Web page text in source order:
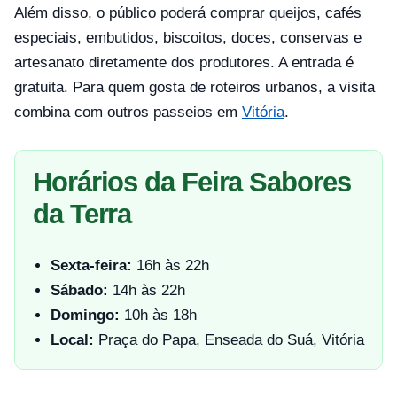
Além disso, o público poderá comprar queijos, cafés
especiais, embutidos, biscoitos, doces, conservas e
artesanato diretamente dos produtores. A entrada é
gratuita. Para quem gosta de roteiros urbanos, a visita
combina com outros passeios em Vitória.
Horários da Feira Sabores
da Terra
Sexta-feira: 16h às 22h
Sábado: 14h às 22h
Domingo: 10h às 18h
Local: Praça do Papa, Enseada do Suá, Vitória